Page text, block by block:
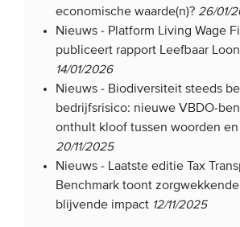
economische waarde(n)? 26/01/
Nieuws - Platform Living Wage
publiceert rapport Leefbaar
14/01/2026
Nieuws - Biodiversiteit steeds
bedrijfsrisico: nieuwe VBDO-
onthult kloof tussen woorden en
20/11/2025
Nieuws - Laatste editie Tax
Benchmark toont
blijvende impact 12/11/2025